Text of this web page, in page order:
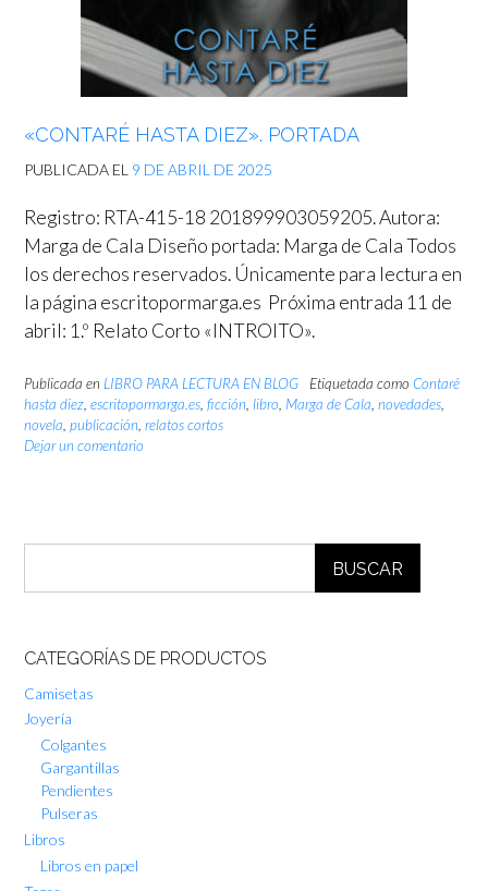
«CONTARÉ HASTA DIEZ». PORTADA
PUBLICADA EL 9 DE ABRIL DE 2025
Registro: RTA-415-18 201899903059205. Autora:
Marga de Cala Diseño portada: Marga de Cala Todos
los derechos reservados. Únicamente para lectura en
la página escritopormarga.es Próxima entrada 11 de
abril: 1.º Relato Corto «INTROITO».
Publicada en LIBRO PARA LECTURA EN BLOG Etiquetada como Contaré
hasta diez escritopormarga.es ficción libro Marga de Cala novedades
novela publicación relatos cortos
Dejar un comentario
BUSCAR
CATEGORÍAS DE PRODUCTOS
Camisetas
Joyería
Colgantes
Gargantillas
Pendientes
Pulseras
Libros
Libros en papel